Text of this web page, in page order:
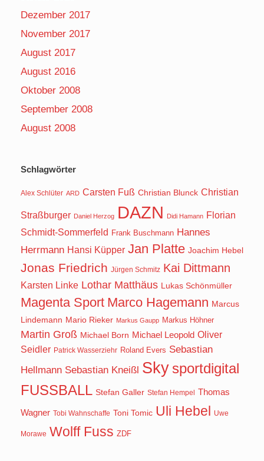
Dezember 2017
November 2017
August 2017
August 2016
Oktober 2008
September 2008
August 2008
Schlagwörter
Alex Schlüter ARD Carsten Fuß Christian Blunck Christian
Straßburger Daniel Herzog DAZN Didi Hamann Florian
Schmidt-Sommerfeld Frank Buschmann Hannes
Herrmann Hansi Küpper Jan Platte Joachim Hebel
Jonas Friedrich Jürgen Schmitz Kai Dittmann
Karsten Linke Lothar Matthäus Lukas Schönmüller
Magenta Sport Marco Hagemann Marcus
Lindemann Mario Rieker Markus Gaupp Markus Höhner
Martin Groß Michael Born Michael Leopold Oliver
Seidler Patrick Wasserziehr Roland Evers Sebastian
Hellmann Sebastian Kneißl Sky sportdigital
FUSSBALL Stefan Galler Stefan Hempel Thomas
Wagner Tobi Wahnschaffe Toni Tomic Uli Hebel Uwe
Morawe Wolff Fuss ZDF